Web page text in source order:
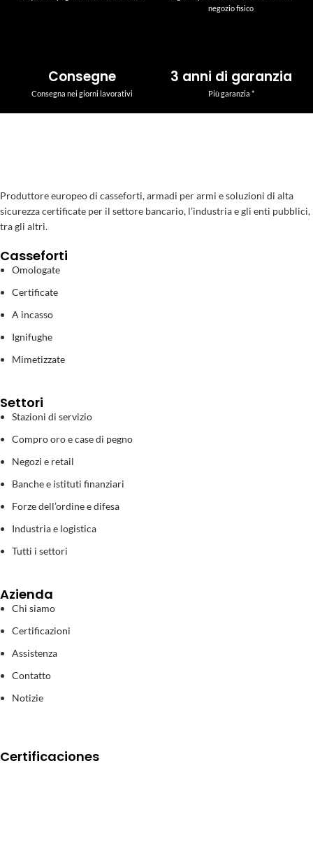
negozio fisico
Consegne
Consegna nei giorni lavorativi
3 anni di garanzia
Più garanzia *
Produttore europeo di casseforti, armadi per armi e soluzioni di alta
sicurezza certificate per il settore bancario, l’industria e gli enti pubblici,
tra gli altri.
Casseforti
Omologate
Certificate
A incasso
Ignifughe
Mimetizzate
Settori
Stazioni di servizio
Compro oro e case di pegno
Negozi e retail
Banche e istituti finanziari
Forze dell’ordine e difesa
Industria e logistica
Tutti i settori
Azienda
Chi siamo
Certificazioni
Assistenza
Contatto
Notizie
Certificaciones